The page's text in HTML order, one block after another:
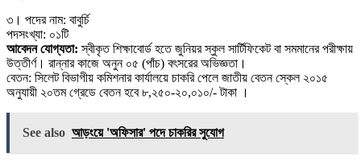
৩। পদের নাম: বাবুর্চি
পদসংখ্যা: ০১টি
আবেদন যোগ্যতা: স্বীকৃত শিক্ষাবাের্ড হতে জুনিয়র স্কুল সার্টিফিকেট বা সমমানের পরীক্ষায়
উত্তীর্ণ। রান্নার কাজে অনুন ০৫ (পাঁচ) বৎসরের অভিজ্ঞতা।
বেতন: সিলেট বিভাগীয় কমিশনার কার্যালয়ে চাকরি পেলে জাতীয় বেতন স্কেল ২০১৫
অনুযায়ী ২০তম গ্রেডে বেতন হবে ৮,২৫০-২০,০১০/- টাকা ।
See also আড়ংয়ে 'অফিসার' পদে চাকরির সুযোগ